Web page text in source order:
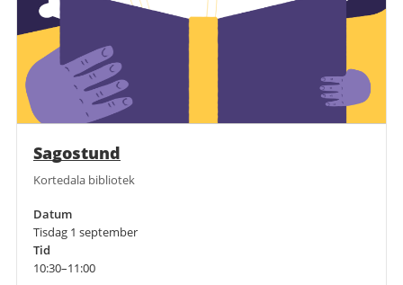
Sagostund
Kortedala bibliotek
Datum
Tisdag 1 september
Tid
10:30–11:00